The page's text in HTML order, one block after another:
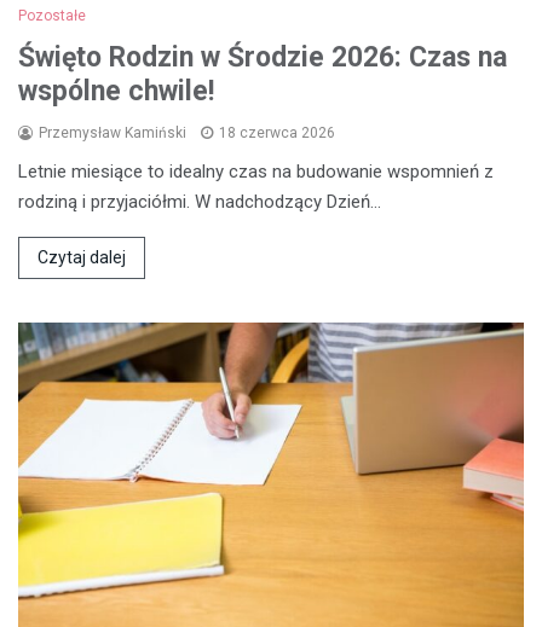
Pozostałe
Święto Rodzin w Środzie 2026: Czas na
wspólne chwile!
Przemysław Kamiński 18 czerwca 2026
Letnie miesiące to idealny czas na budowanie wspomnień z
rodziną i przyjaciółmi. W nadchodzący Dzień…
Czytaj dalej